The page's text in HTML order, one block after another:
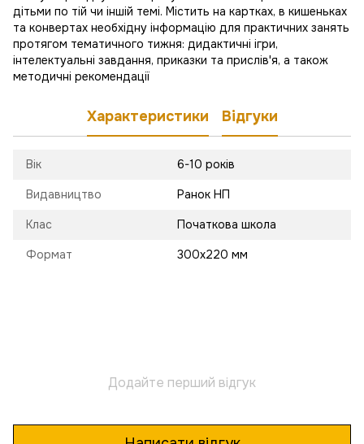
дітьми по тій чи іншій темі. Містить на картках, в кишеньках
та конвертах необхідну інформацію для практичних занять
протягом тематичного тижня: дидактичні ігри,
інтелектуальні завдання, приказки та прислів'я, а також
методичні рекомендації
Характеристики Відгуки
Вік 6-10 років
Видавництво Ранок НП
Клас Початкова школа
Формат 300х220 мм
Додайте перший відгук